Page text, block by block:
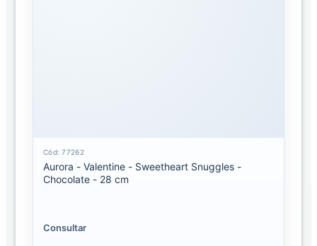
Cód: 77262
Aurora - Valentine - Sweetheart Snuggles -
Chocolate - 28 cm
Consultar